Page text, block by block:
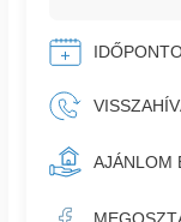
AJÁNLOM